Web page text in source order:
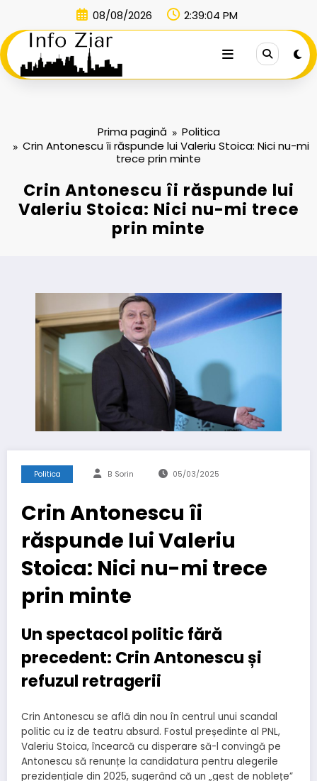
conținut
08/08/2026 2:39:04 PM
Prima pagină
Politica
Crin Antonescu îi răspunde lui Valeriu Stoica: Nici nu-mi
trece prin minte
Crin Antonescu îi răspunde lui
Valeriu Stoica: Nici nu-mi trece
prin minte
Politica B Sorin 05/03/2025
Crin Antonescu îi
răspunde lui Valeriu
Stoica: Nici nu-mi trece
prin minte
Un spectacol politic fără
precedent: Crin Antonescu și
refuzul retragerii
Crin Antonescu se află din nou în centrul unui scandal
politic cu iz de teatru absurd. Fostul președinte al PNL,
Valeriu Stoica, încearcă cu disperare să-l convingă pe
Antonescu să renunțe la candidatura pentru alegerile
prezidențiale din 2025, sugerând că un „gest de noblețe”